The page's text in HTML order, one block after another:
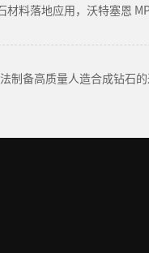
材料落地应用，沃特塞恩
制备高质量人造合成钻石